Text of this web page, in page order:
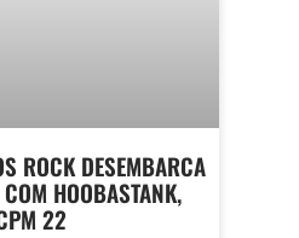
ROCK DESEMBARCA
HOOBASTANK,
22